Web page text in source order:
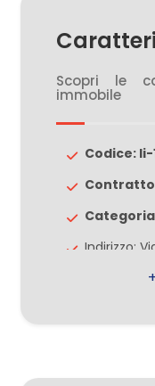
Scopri le
immobile
Codice: li-
Indirizzo:
CAP: 20037
5+
Camere
minime
Qualsiasi